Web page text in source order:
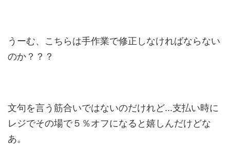
うーむ、こちらは手作業で修正しなければならない
のか？？？
文句を言う筋合いではないのだけれど...支払い時に
レジでその場で５％オフになると嬉しんだけどな
あ。